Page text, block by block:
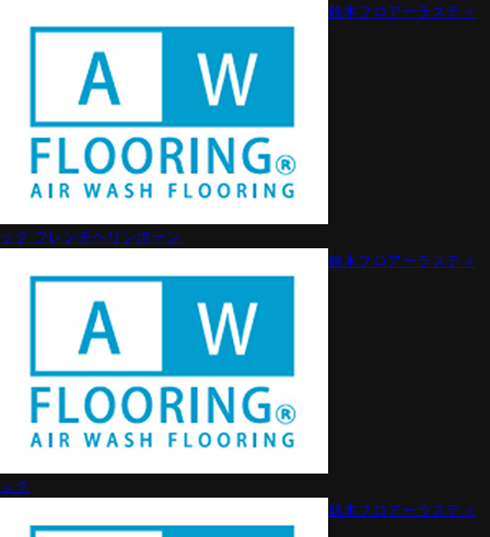
銘木フロアーラスティ
ック フレンチヘリンボーン
銘木フロアーラスティ
ック
銘木フロアーラスティ